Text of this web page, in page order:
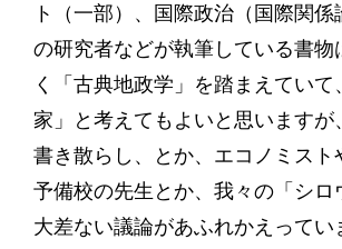
ト（一部）、国際政治（国際関係
の研究者などが執筆している書物
く「古典地政学」を踏まえていて
家」と考えてもよいと思いますが
書き散らし、とか、エコノミスト
予備校の先生とか、我々の「シロ
大差ない議論があふれかえってい